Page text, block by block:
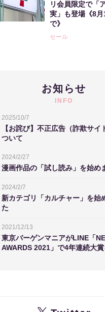
リ会員限定で「
実」も登場《8月
で》
セール
お知らせ
INFO
2025/10/7
【お詫び】不正広告（詐欺サイ
ついて
2024/2/27
漫画作品の「試し読み」を始め
2024/2/7
新カテゴリ「カルチャー」を始
た
2021/12/13
東京バーゲンマニアがLINE「
AWARDS 2021」で4年連続大